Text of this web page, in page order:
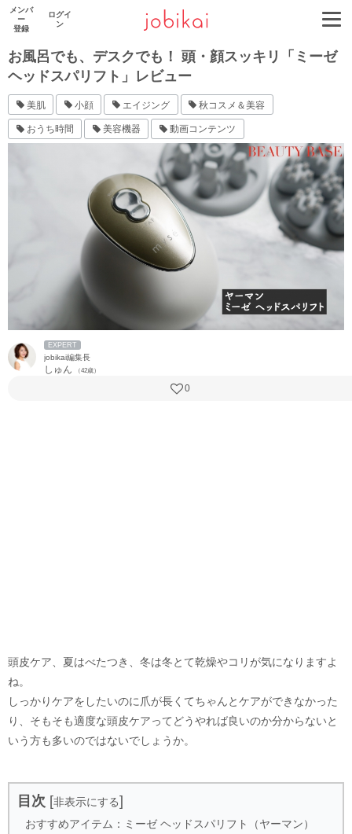
メンバ
ー
登録
ログイ
ン
お風呂でも、デスクでも！ 頭・顔スッキリ「ミーゼ
ヘッドスパリフト」レビュー
美肌 小顔 エイジング 秋コスメ＆美容
おうち時間 美容機器 動画コンテンツ
EXPERT
jobikai編集長
しゅん （42歳）
0
頭皮ケア、夏はべたつき、冬は冬とて乾燥やコリが気になりますよ
ね。
しっかりケアをしたいのに爪が長くてちゃんとケアができなかった
り、そもそも適度な頭皮ケアってどうやれば良いのか分からないと
いう方も多いのではないでしょうか。
目次 [非表示にする]
おすすめアイテム：ミーゼ ヘッドスパリフト（ヤーマン）